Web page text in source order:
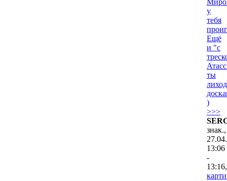
у
тебя
Ещё
и "с
ты
)
>>>
знак.,
13:06
-
13:16,